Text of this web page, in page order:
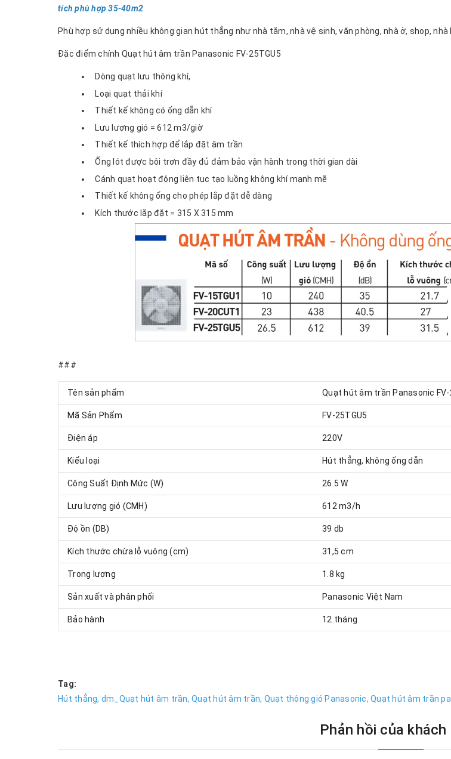
tích phù hợp 35-40m2
Phù hợp sử dụng nhiều không gian hút thẳng như nhà tắm, nhà vệ sinh, văn phòng, nhà ở, shop, nhà
Đặc điểm chính Quạt hút âm trần Panasonic FV-25TGU5
Dòng quạt lưu thông khí,
Loại quạt thải khí
Thiết kế không có ống dẫn khí
Lưu lượng gió = 612 m3/giờ
Thiết kế thích hợp để lắp đặt âm trần
Ống lót được bôi trơn đầy đủ đảm bảo vận hành trong thời gian dài
Cánh quạt hoạt động liên tục tạo luồng không khí mạnh mẽ
Thiết kế không ống cho phép lắp đặt dễ dàng
Kích thước lắp đặt = 315 X 315 mm
###
Tên sản phẩm Quạt hút âm trần Panasonic FV-
Mã Sản Phẩm FV-25TGU5
Điện áp 220V
Kiểu loại Hút thẳng, không ống dẫn
Công Suất Định Mức (W) 26.5 W
Lưu lượng gió (CMH) 612 m3/h
Độ ồn (DB) 39 db
Kích thước chừa lỗ vuông (cm) 31,5 cm
Trọng lượng 1.8 kg
Sản xuất và phân phối Panasonic Việt Nam
Bảo hành 12 tháng
Tag:
Hút thẳng, dm_Quạt hút âm trần, Quạt hút âm trần, Quạt thông gió Panasonic, Quạt hút âm trần
Phản hồi của khách